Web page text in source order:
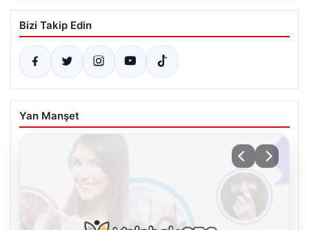
Bizi Takip Edin
Yan Manşet